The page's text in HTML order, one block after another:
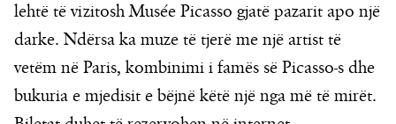
lehtë të vizitosh Musée Picasso gjatë pazarit apo një
darke. Ndërsa ka muze të tjerë me një artist të
vetëm në Paris, kombinimi i famës së Picasso-s dhe
bukuria e mjedisit e bëjnë këtë një nga më të mirët.